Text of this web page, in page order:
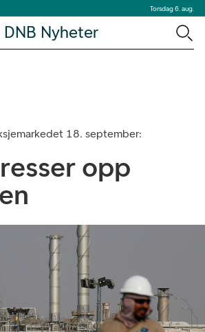
Torsdag 6. aug.
DNB Nyheter
18. september:
opp